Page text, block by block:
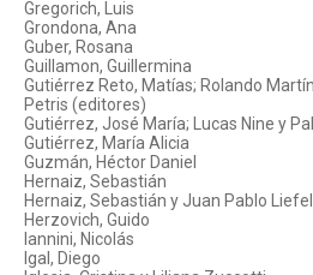
Gregorich, Luis
Grondona, Ana
Guber, Rosana
Guillamon, Guillermina
Gutiérrez Reto, Matías; Rolando
Petris (editores)
Gutiérrez, José María; Lucas Nine y
Gutiérrez, María Alicia
Guzmán, Héctor Daniel
Hernaiz, Sebastián
Hernaiz, Sebastián y Juan Pablo
Herzovich, Guido
Iannini, Nicolás
Igal, Diego